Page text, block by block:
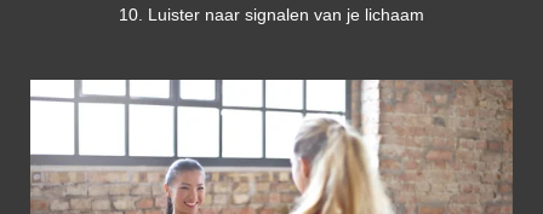
10. Luister naar signalen van je lichaam